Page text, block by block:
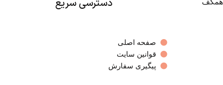
دسترسی سریع
صفحه اصلی
قوانین سایت
پیگیری سفارش